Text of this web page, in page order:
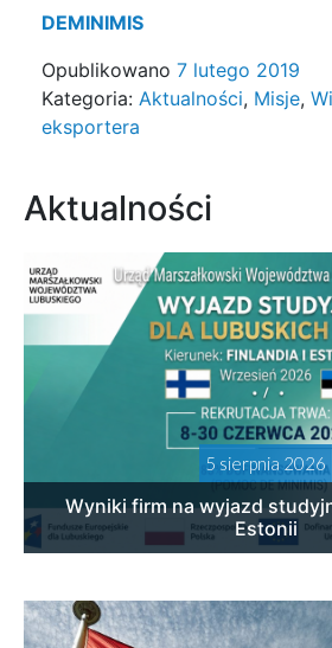
DEMINIMIS
Opublikowano 7 lutego 2019
Kategoria: Aktualności, Misje,
eksportera
Aktualności
5 sierpnia 2026
Wyniki firm na wyjazd
Estonii